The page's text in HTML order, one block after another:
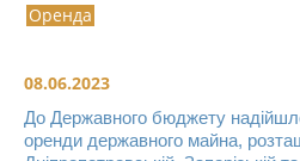
Оренда
08.06.2023
До Державного бюджету
оренди державного майна,